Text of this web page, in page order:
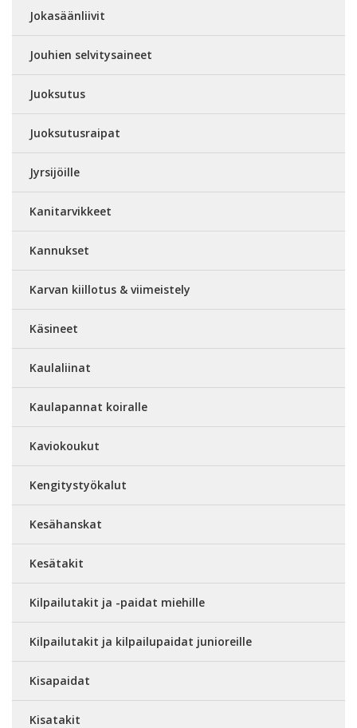
Jokasäänliivit
Jouhien selvitysaineet
Juoksutus
Juoksutusraipat
Jyrsijöille
Kanitarvikkeet
Kannukset
Karvan kiillotus & viimeistely
Käsineet
Kaulaliinat
Kaulapannat koiralle
Kaviokoukut
Kengitystyökalut
Kesähanskat
Kesätakit
Kilpailutakit ja -paidat miehille
Kilpailutakit ja kilpailupaidat junioreille
Kisapaidat
Kisatakit